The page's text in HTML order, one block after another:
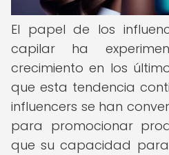
El papel de los
capilar ha
crecimiento en los
que esta tendencia
influencers se han
para promocionar
que su capacidad